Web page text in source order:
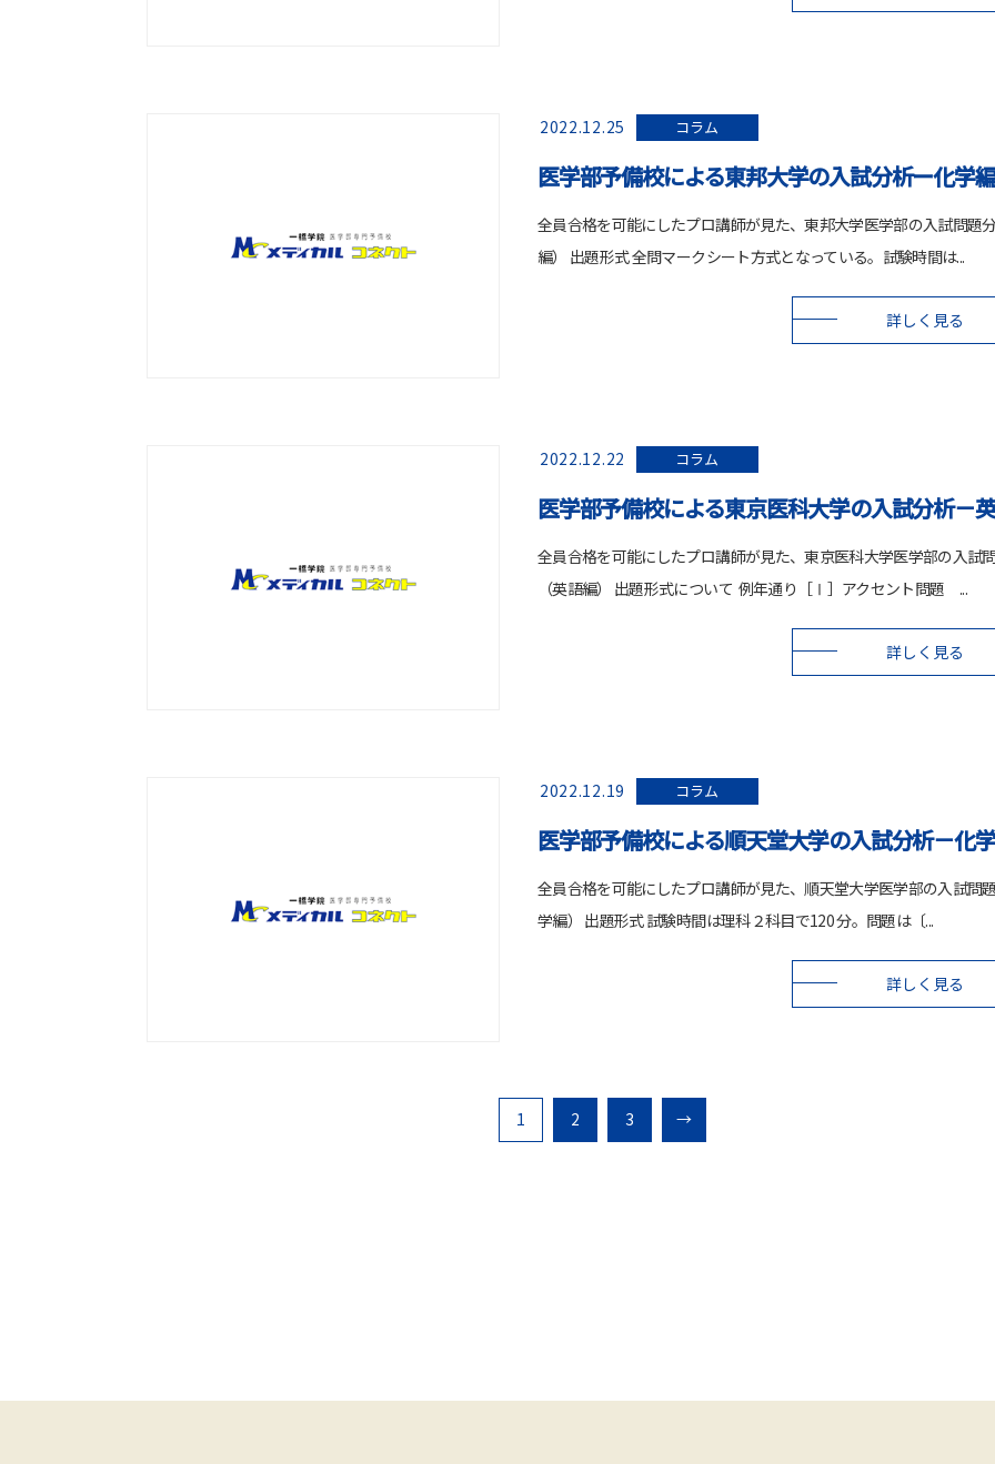
2022.12.25 コラム
医学部予備校による東邦大学の入試分析ー化学編
全員合格を可能にしたプロ講師が見た、東邦大学医学部の入試問題
編） 出題形式 全問マークシート方式となっている。試験時間は...
詳しく見る
2022.12.22 コラム
医学部予備校による東京医科大学の入試分析－
全員合格を可能にしたプロ講師が見た、東京医科大学医学部の入試
（英語編） 出題形式について 例年通り［Ⅰ］アクセント問題 ...
詳しく見る
2022.12.19 コラム
医学部予備校による順天堂大学の入試分析－化
全員合格を可能にしたプロ講師が見た、順天堂大学医学部の入試問
学編） 出題形式 試験時間は理科２科目で120 分。問題は〔...
詳しく見る
1 2 3 →